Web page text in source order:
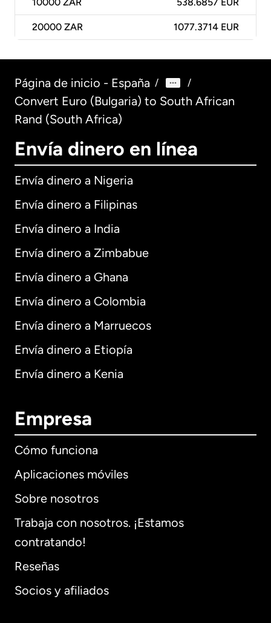
10000 ZAR 538.6857 EUR
20000 ZAR 1077.3714 EUR
Página de inicio - España / /
Convert Euro (Bulgaria) to South African
Rand (South Africa)
Envía dinero en línea
Envía dinero a Nigeria
Envía dinero a Filipinas
Envía dinero a India
Envía dinero a Zimbabue
Envía dinero a Ghana
Envía dinero a Colombia
Envía dinero a Marruecos
Envía dinero a Etiopía
Envía dinero a Kenia
Empresa
Cómo funciona
Aplicaciones móviles
Sobre nosotros
Trabaja con nosotros. ¡Estamos
contratando!
Reseñas
Socios y afiliados